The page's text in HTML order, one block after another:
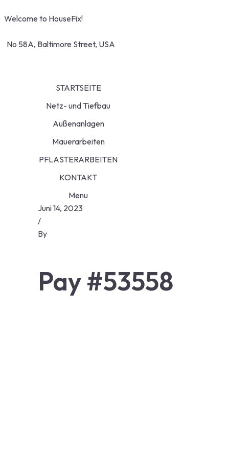
Welcome to HouseFix!
No 58A, Baltimore Street, USA
STARTSEITE
Netz- und Tiefbau
Außenanlagen
Mauerarbeiten
PFLASTERARBEITEN
KONTAKT
Menu
Juni 14, 2023
/
By
Pay #53558